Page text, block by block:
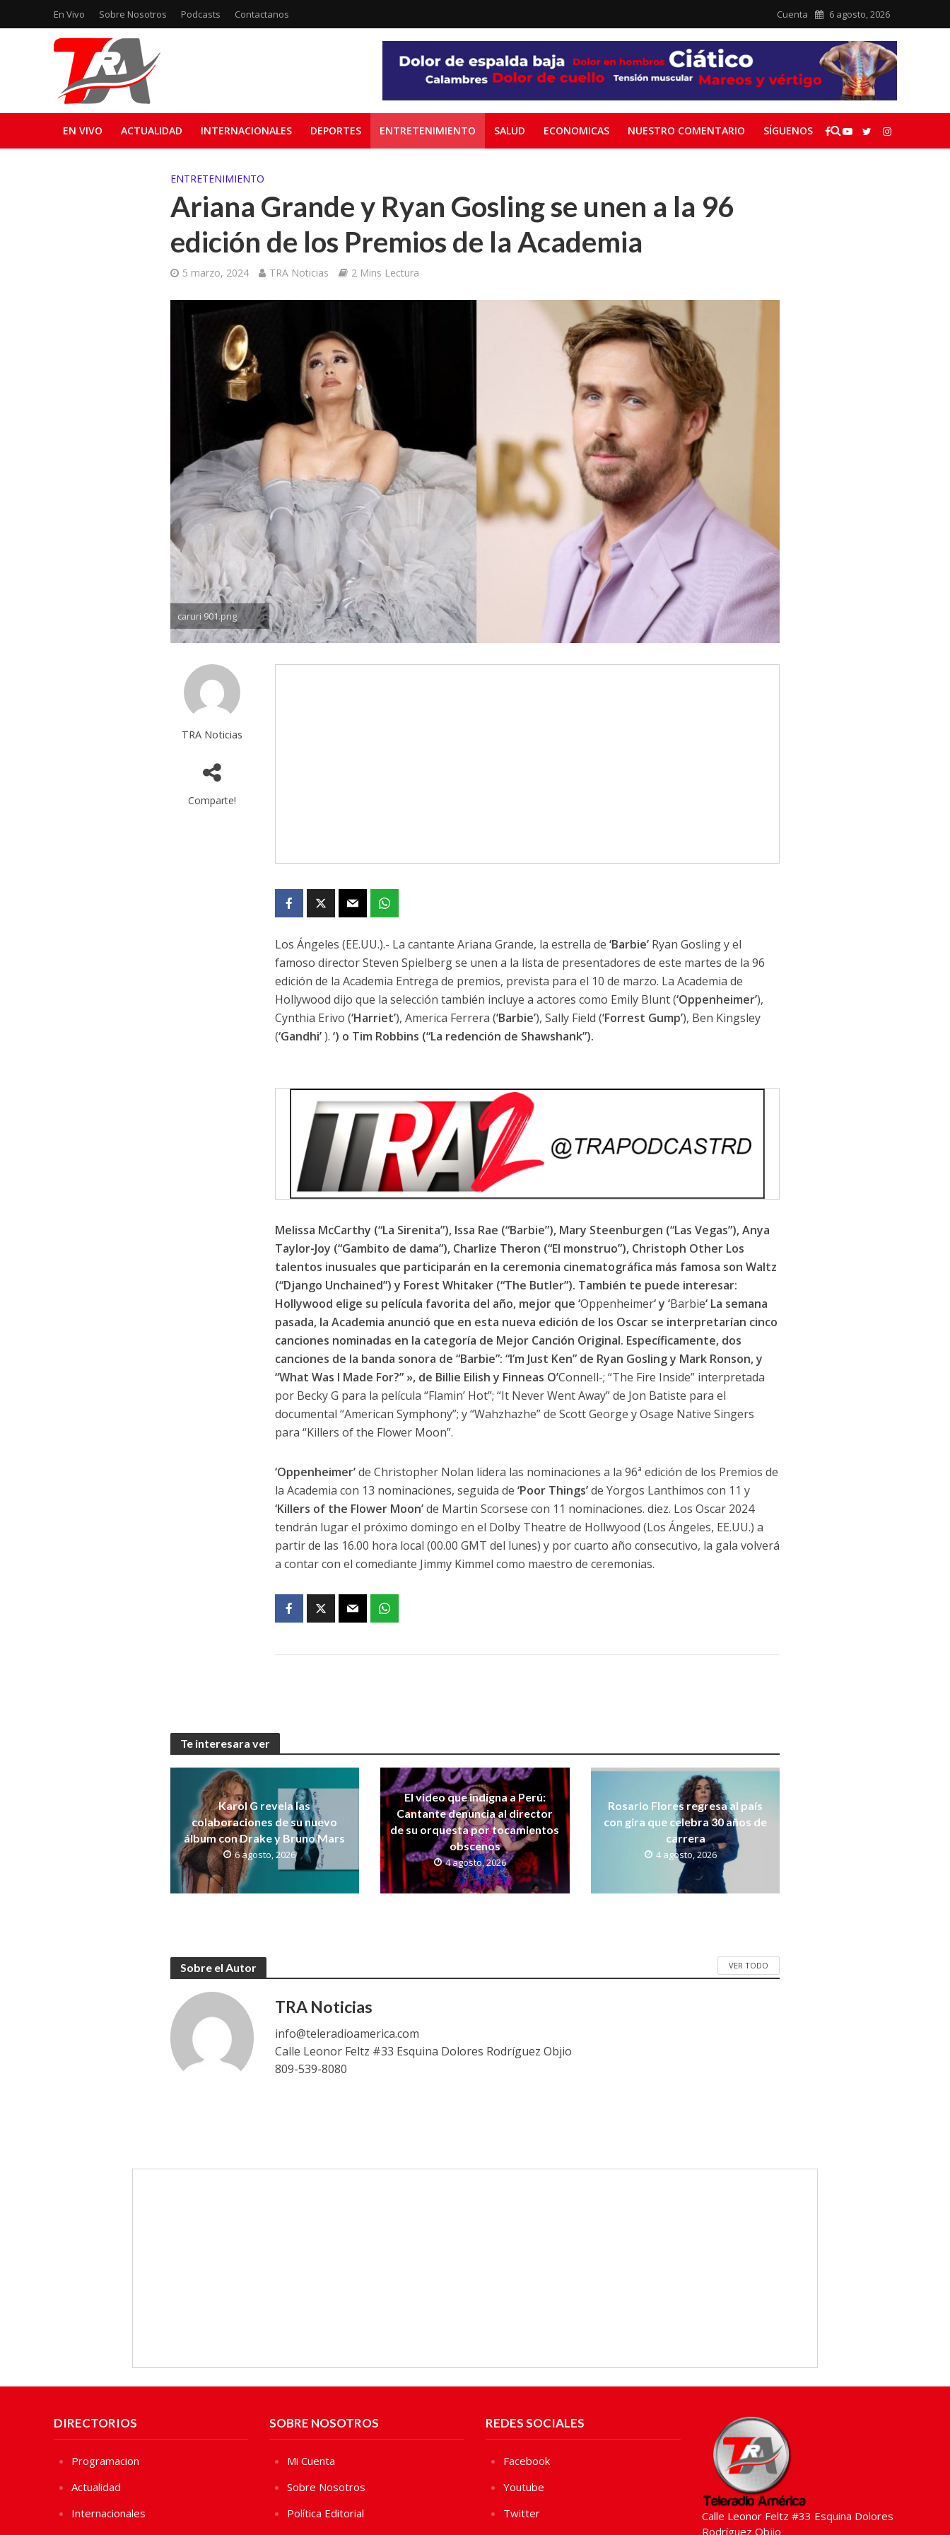
En Vivo Sobre Nosotros Podcasts Contactanos Cuenta 6 agosto, 2026
EN VIVO ACTUALIDAD INTERNACIONALES DEPORTES ENTRETENIMIENTO SALUD ECONOMICAS NUESTRO COMENTARIO SÍGUENOS
ENTRETENIMIENTO
Ariana Grande y Ryan Gosling se unen a la 96
edición de los Premios de la Academia
5 marzo, 2024 TRA Noticias 2 Mins Lectura
caruri 901.png
TRA Noticias
Comparte!
Los Ángeles (EE.UU.).- La cantante Ariana Grande, la estrella de‘Barbie’ Ryan Gosling y el
famoso director Steven Spielberg se unen a la lista de presentadores de este martes de la 96
edición de la Academia Entrega de premios, prevista para el 10 de marzo. La Academia de
Hollywood dijo que la selección también incluye a actores como Emily Blunt (‘Oppenheimer’),
Cynthia Erivo (‘Harriet’), America Ferrera (‘Barbie’), Sally Field (‘Forrest Gump’), Ben Kingsley
(‘Gandhi’).‘) o Tim Robbins (“La redención de Shawshank”).
Melissa McCarthy (“La Sirenita”), Issa Rae (“Barbie”), Mary Steenburgen (“Las Vegas”), Anya
Taylor-Joy (“Gambito de dama”), Charlize Theron (“El monstruo”), Christoph Other Los
talentos inusuales que participarán en la ceremonia cinematográfica más famosa son Waltz
(“Django Unchained”) y Forest Whitaker (“The Butler”). También te puede interesar:
Hollywood elige su película favorita del año, mejor que ‘Oppenheimer‘ y ‘Barbie‘ La semana
pasada, la Academia anunció que en esta nueva edición de los Oscar se interpretarían cinco
canciones nominadas en la categoría de Mejor Canción Original. Específicamente, dos
canciones de la banda sonora de “Barbie”: “I’m Just Ken” de Ryan Gosling y Mark Ronson, y
“What Was I Made For?” », de Billie Eilish y Finneas O’Connell-; “The Fire Inside” interpretada
por Becky G para la película “Flamin’ Hot”; “It Never Went Away” de Jon Batiste para el
documental “American Symphony”; y “Wahzhazhe” de Scott George y Osage Native Singers
para “Killers of the Flower Moon”.
‘Oppenheimer’de Christopher Nolan lidera las nominaciones a la 96ª edición de los Premios de
la Academia con 13 nominaciones, seguida de‘Poor Things’de Yorgos Lanthimos con 11 y
‘Killers of the Flower Moon’de Martin Scorsese con 11 nominaciones. diez. Los Oscar 2024
tendrán lugar el próximo domingo en el Dolby Theatre de Hollwyood (Los Ángeles, EE.UU.) a
partir de las 16.00 hora local (00.00 GMT del lunes) y por cuarto año consecutivo, la gala volverá
a contar con el comediante Jimmy Kimmel como maestro de ceremonias.
Te interesara ver
Karol G revela las
colaboraciones de su nuevo
álbum con Drake y Bruno Mars
6 agosto, 2026
El video que indigna a Perú:
Cantante denuncia al director
de su orquesta por tocamientos
obscenos
4 agosto, 2026
Rosario Flores regresa al país
con gira que celebra 30 años de
carrera
4 agosto, 2026
Sobre el Autor VER TODO
TRA Noticias
info@teleradioamerica.com
Calle Leonor Feltz #33 Esquina Dolores Rodríguez Objio
809-539-8080
DIRECTORIOS
Programacion
Actualidad
Internacionales
SOBRE NOSOTROS
Mi Cuenta
Sobre Nosotros
Política Editorial
REDES SOCIALES
Facebook
Youtube
Twitter
Calle Leonor Feltz #33 Esquina Dolores
Rodríguez Objio